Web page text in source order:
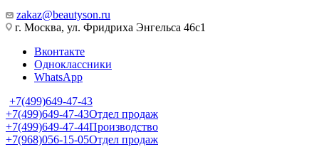
zakaz@beautyson.ru
г. Москва, ул. Фридриха Энгельса 46с1
Вконтакте
Одноклассники
WhatsApp
+7(499)649-47-43
+7(499)649-47-43Отдел продаж
+7(499)649-47-44Производство
+7(968)056-15-05Отдел продаж